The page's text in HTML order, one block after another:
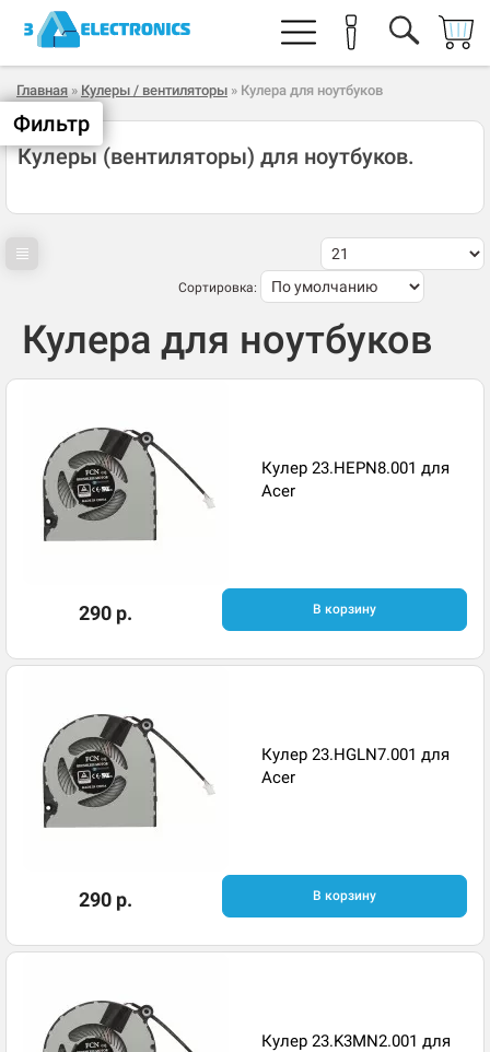
Главная » Кулеры / вентиляторы » Кулера для ноутбуков
Кулеры (вентиляторы) для ноутбуков.
Сортировка:
Кулера для ноутбуков
Кулер 23.HEPN8.001 для
Acer
290 р. В корзину
Кулер 23.HGLN7.001 для
Acer
290 р. В корзину
Кулер 23.K3MN2.001 для
Фильтр